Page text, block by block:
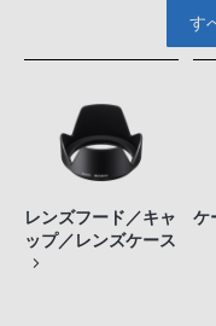
す
レンズフード／キャ
ップ／レンズケース
ケ